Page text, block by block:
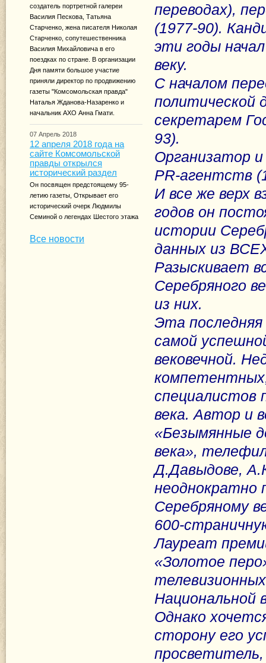
создатель портретной галереи
Василия Пескова, Татьяна
Старченко, жена писателя Николая
Старченко, сопутешественника
Василия Михайловича в его
поездках по стране. В организации
Дня памяти большое участие
приняли директор по продвижению
газеты "Комсомольская правда"
Наталья Жданова-Назаренко и
начальник АХО Анна Гмати.
07 Апрель 2018
12 апреля 2018 года на
сайте Комсомольской
правды открылся
исторический раздел
Он посвящен предстоящему 95-
летию газеты, Открывает его
исторический очерк Людмилы
Семиной о легендах Шестого этажа
Все новости
переводах),
(1977-90).
эти годы
веку.
С началом
политической
секретарем
93).
Организатор и
РR-агентств
И все же верх
годов он
истории
данных из
Разыскивает
Серебряного
из них.
Эта
самой
вековечной.
специалистов
века. Автор и
«Безымянные
века»,
Д.Давыдове,
неоднократно
Серебряному
600-
Лауреат
«Золотое
Национальной
Однако
сторону его